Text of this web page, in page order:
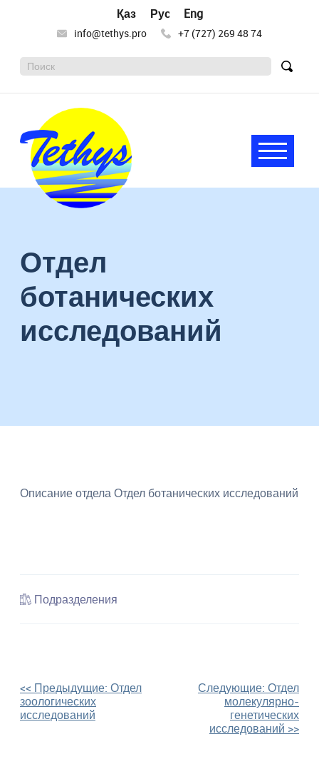
Русский
Қазақ тілі English
info@tethys.pro +7 (727) 269 48 74
Поиск: Найти
общества
«Тетис»
является
сохранение
и
устойчивое
использование
биоразнообразия,
основ
Казахстане.
Меню
Отдел
ботанических
исследований
Описание отдела Отдел ботанических исследований
Подразделения
Навигация
по
<< Предыдущие: Отдел
зоологических
исследований
Следующие: Отдел
молекулярно-
генетических
исследований >>